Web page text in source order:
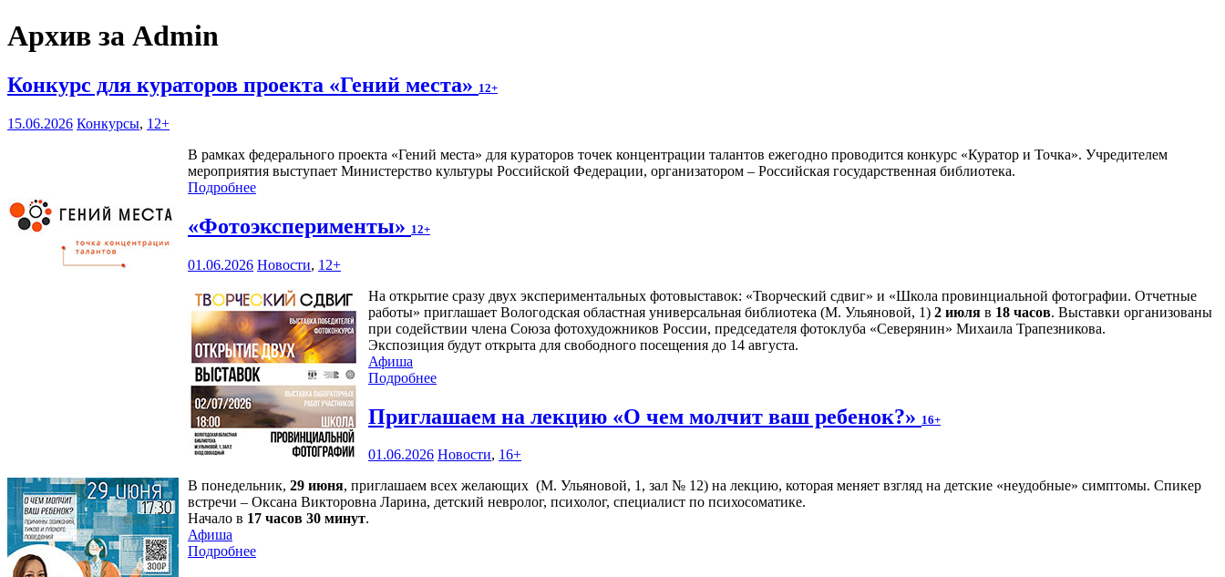
Архив за Admin
Конкурс для кураторов проекта «Гений места» 12+
15.06.2026 Конкурсы, 12+
В рамках федерального проекта «Гений места» для кураторов точек концентрации талантов ежегодно проводится конкурс «Куратор и Точка». Учредителем
мероприятия выступает Министерство культуры Российской Федерации, организатором – Российская государственная библиотека.
Подробнее
«Фотоэксперименты» 12+
01.06.2026 Новости, 12+
На открытие сразу двух экспериментальных фотовыставок: «Творческий сдвиг» и «Школа провинциальной фотографии. Отчетные
работы» приглашает Вологодская областная универсальная библиотека (М. Ульяновой, 1) 2 июля в 18 часов. Выставки организованы
при содействии члена Союза фотохудожников России, председателя фотоклуба «Северянин» Михаила Трапезникова.
Экспозиция будут открыта для свободного посещения до 14 августа.
Афиша
Подробнее
Приглашаем на лекцию «О чем молчит ваш ребенок?» 16+
01.06.2026 Новости, 16+
В понедельник, 29 июня, приглашаем всех желающих (М. Ульяновой, 1, зал № 12) на лекцию, которая меняет взгляд на детские «неудобные» симптомы. Спикер
встречи – Оксана Викторовна Ларина, детский невролог, психолог, специалист по психосоматике.
Начало в 17 часов 30 минут.
Афиша
Подробнее